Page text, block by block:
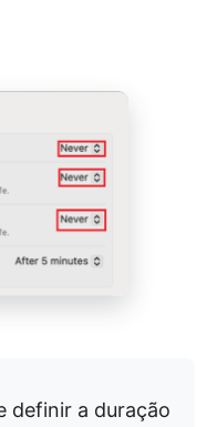
definir a duração